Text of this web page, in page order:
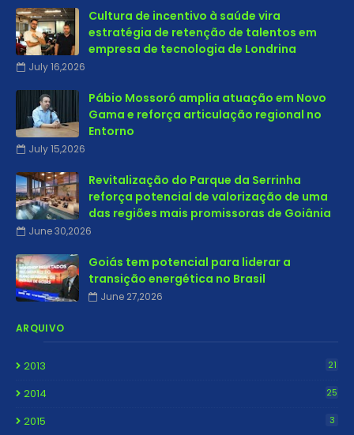
Cultura de incentivo à saúde vira
estratégia de retenção de talentos em
empresa de tecnologia de Londrina
July 16,2026
Pábio Mossoró amplia atuação em Novo
Gama e reforça articulação regional no
Entorno
July 15,2026
Revitalização do Parque da Serrinha
reforça potencial de valorização de uma
das regiões mais promissoras de Goiânia
June 30,2026
Goiás tem potencial para liderar a
transição energética no Brasil
June 27,2026
ARQUIVO
2013 21
2014 25
2015 3